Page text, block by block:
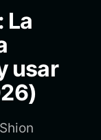
La
usar